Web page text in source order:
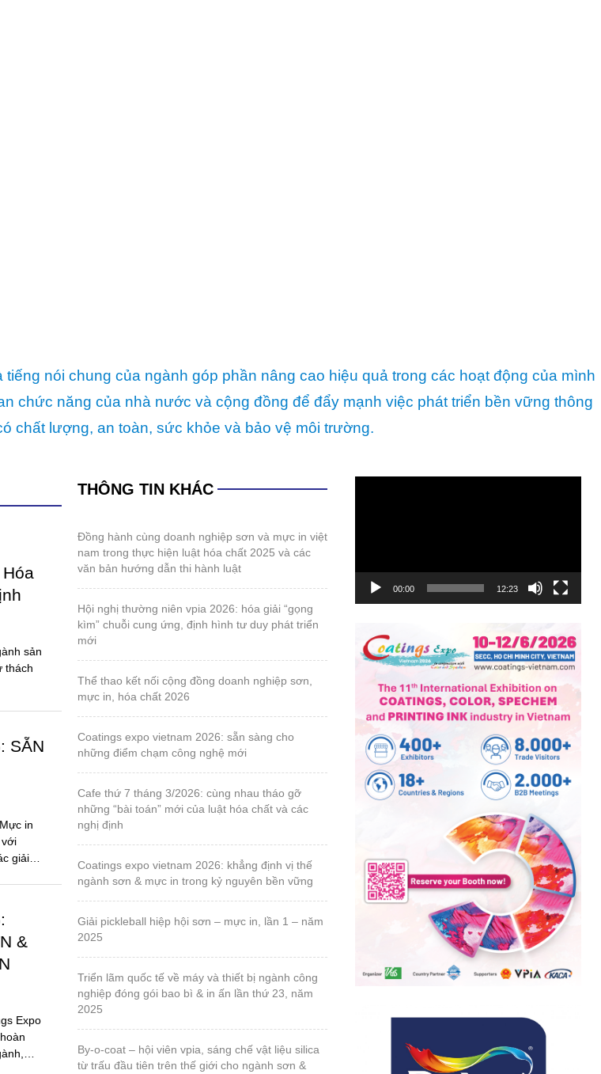
nói chung của ngành góp phần nâng cao hiệu quả trong các hoạt động của mình
chức năng của nhà nước và cộng đồng để đẩy mạnh việc phát triển bền vững thông
chất lượng, an toàn, sức khỏe và bảo vệ môi trường.
sản
thách
SẴN
in
giải
&
Expo
THÔNG TIN KHÁC
đồng hành cùng doanh nghiệp sơn và mực in việt
nam trong thực hiện luật hóa chất 2025 và các
văn bản hướng dẫn thi hành luật
hội nghị thường niên vpia 2026: hóa giải “gọng
kìm” chuỗi cung ứng, định hình tư duy phát triển
mới
thể thao kết nối cộng đồng doanh nghiệp sơn,
mực in, hóa chất 2026
coatings expo vietnam 2026: sẵn sàng cho
những điểm chạm công nghệ mới
cafe thứ 7 tháng 3/2026: cùng nhau tháo gỡ
những “bài toán” mới của luật hóa chất và các
nghị định
coatings expo vietnam 2026: khẳng định vị thế
ngành sơn & mực in trong kỷ nguyên bền vững
giải pickleball hiệp hội sơn – mực in, lần 1 – năm
2025
triển lãm quốc tế về máy và thiết bị ngành công
nghiệp đóng gói bao bì & in ấn lần thứ 23, năm
2025
by-o-coat – hội viên vpia, sáng chế vật liệu silica
từ trấu đầu tiên trên thế giới cho ngành sơn &
00:00 12:23